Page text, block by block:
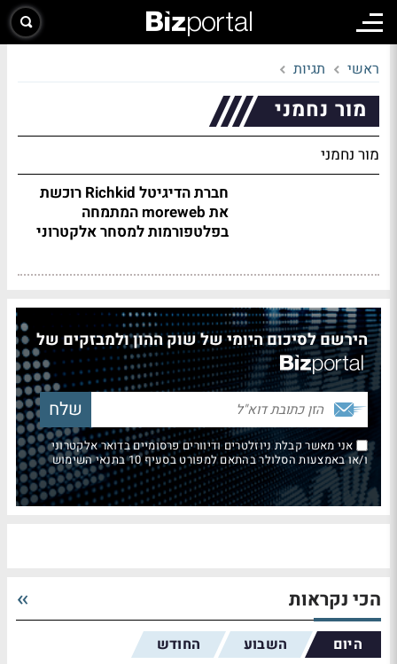
ראשי תגיות
מור נחמני
מור נחמני
חברת הדיגיטל Richkid רוכשת
את moreweb המתמחה
בפלטפורמות למסחר אלקטרוני
הירשם לסיכום היומי של שוק ההון ולמבזקים של
אני מאשר קבלת ניוזלטרים ודיוורים פרסומיים בדואר אלקטרוני
ו/או באמצעות הסלולר בהתאם למפורט בסעיף 10 בתנאי השימוש
הכי נקראות
היום השבוע החודש